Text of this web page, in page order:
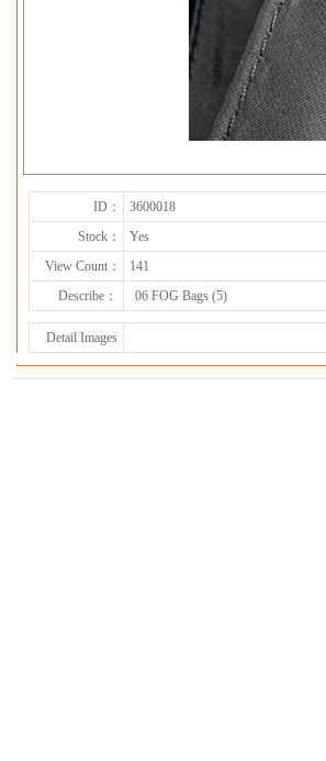
ID： 3600018
Stock：
Yes
View Count：
141
Describe：
06 FOG Bags (5)
Detail Images